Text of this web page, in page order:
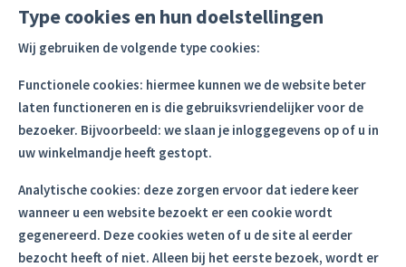
Type cookies en hun doelstellingen
Wij gebruiken de volgende type cookies:
Functionele cookies: hiermee kunnen we de website beter
laten functioneren en is die gebruiksvriendelijker voor de
bezoeker. Bijvoorbeeld: we slaan je inloggegevens op of u in
uw winkelmandje heeft gestopt.
Analytische cookies: deze zorgen ervoor dat iedere keer
wanneer u een website bezoekt er een cookie wordt
gegenereerd. Deze cookies weten of u de site al eerder
bezocht heeft of niet. Alleen bij het eerste bezoek, wordt er